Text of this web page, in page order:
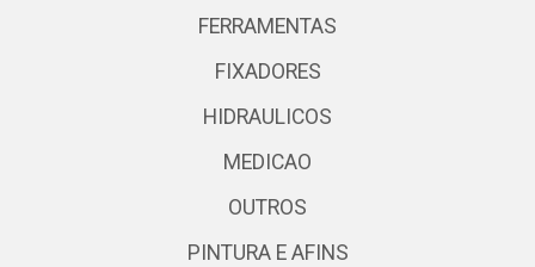
FERRAMENTAS
FIXADORES
HIDRAULICOS
MEDICAO
OUTROS
PINTURA E AFINS